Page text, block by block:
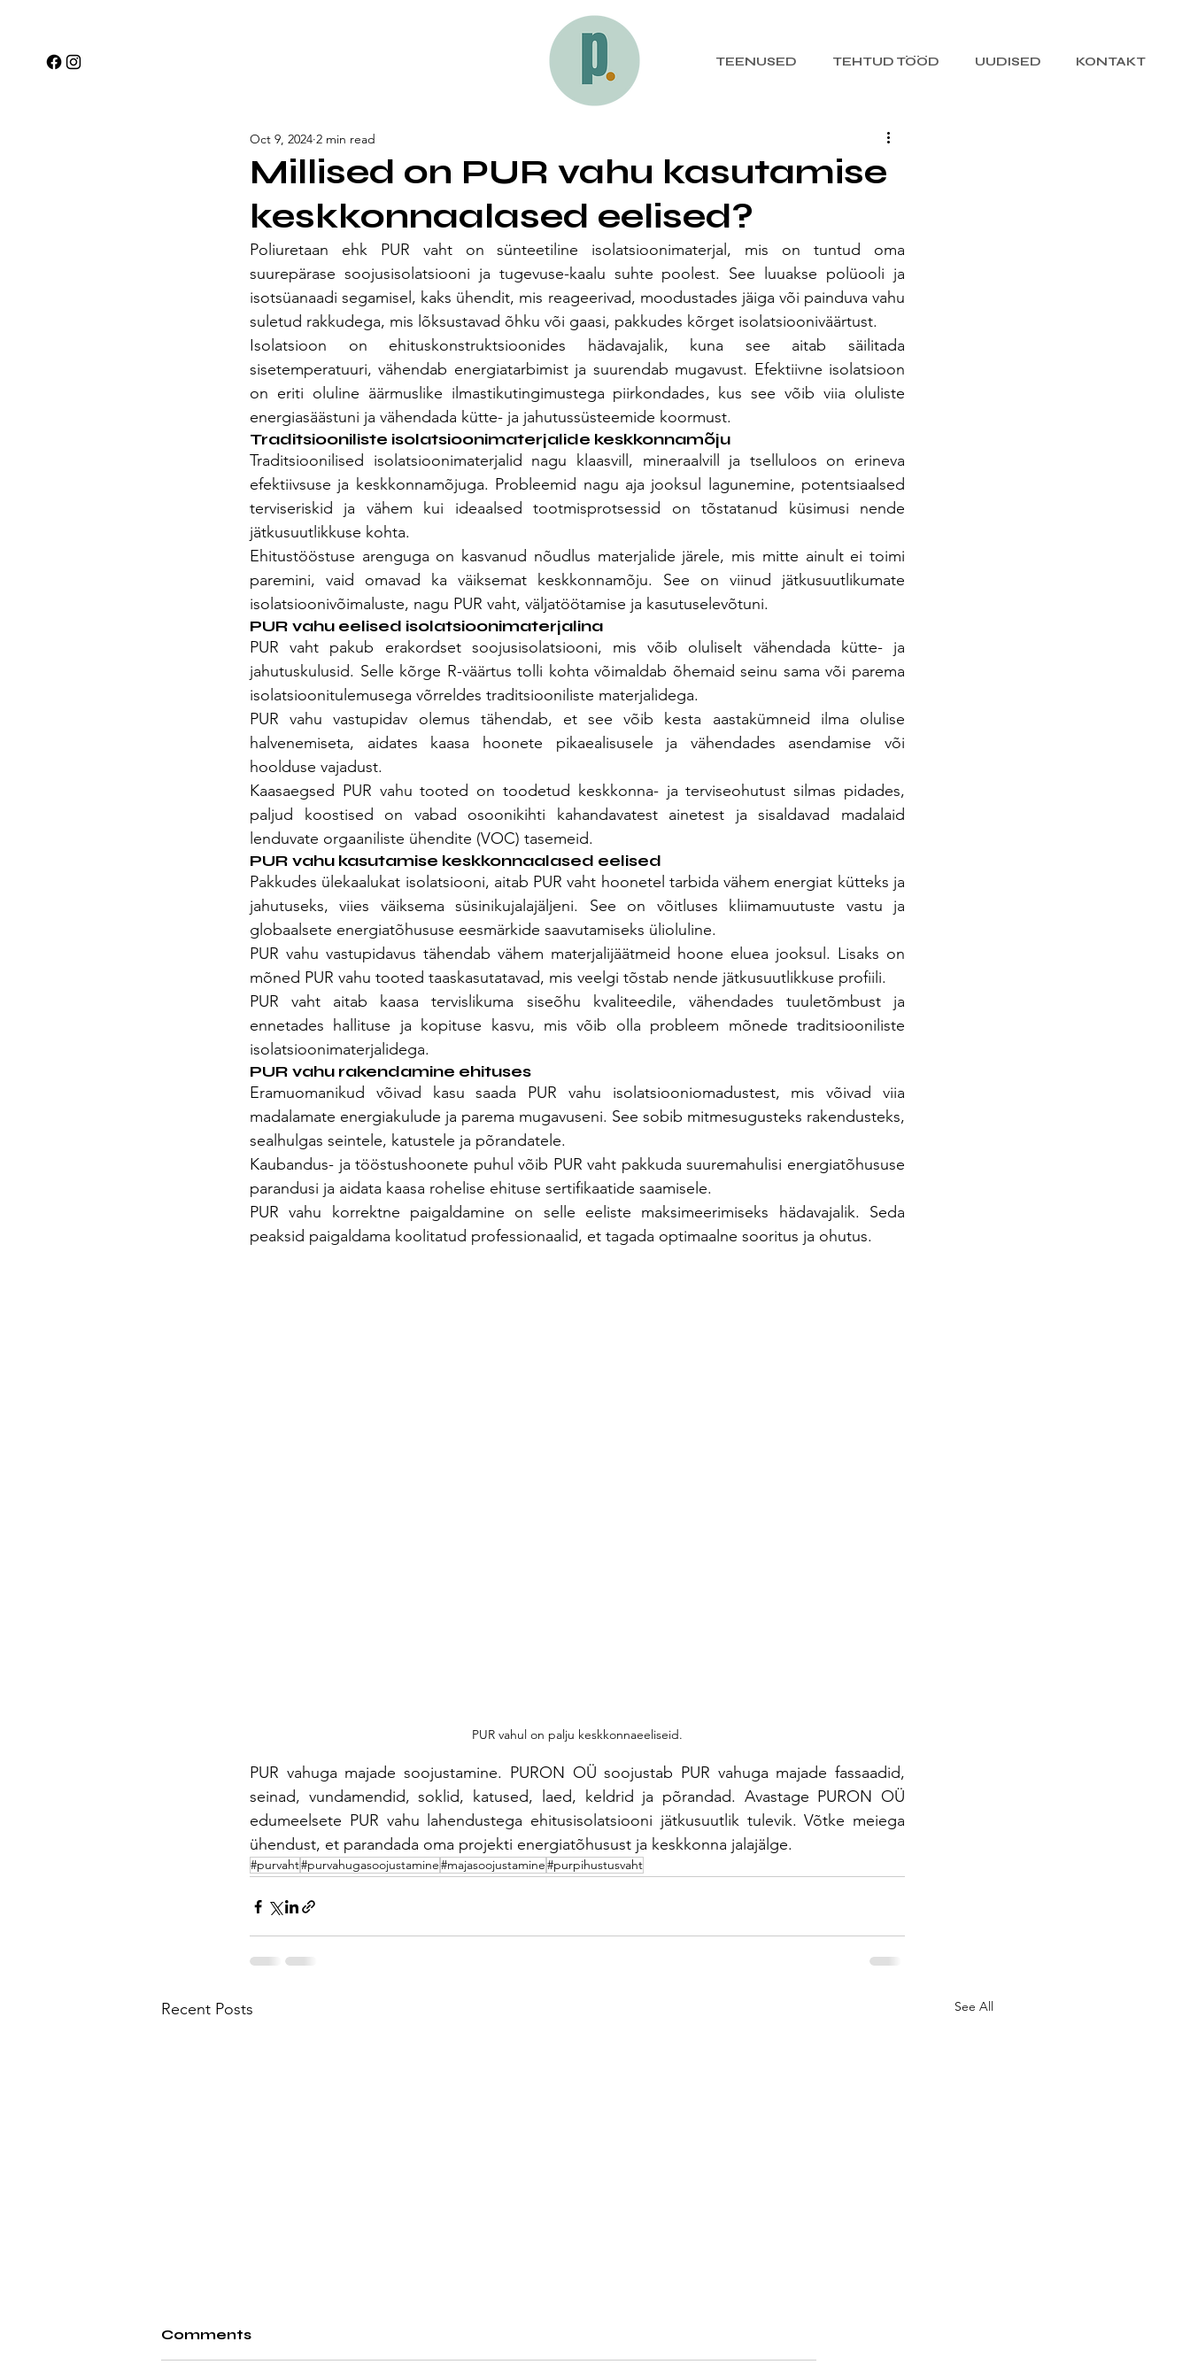
TEENUSED TEHTUD TÖÖD UUDISED KONTAKT
Millised on PUR vahu kasutamise
keskkonnaalased eelised?
Oct 9, 2024 2 min read
Poliuretaan ehk PUR vaht on sünteetiline isolatsioonimaterjal, mis on tuntud oma
suurepärase soojusisolatsiooni ja tugevuse-kaalu suhte poolest. See luuakse polüooli ja
isotsüanaadi segamisel, kaks ühendit, mis reageerivad, moodustades jäiga või painduva vahu
suletud rakkudega, mis lõksustavad õhku või gaasi, pakkudes kõrget isolatsiooniväärtust.
Isolatsioon on ehituskonstruktsioonides hädavajalik, kuna see aitab säilitada
sisetemperatuuri, vähendab energiatarbimist ja suurendab mugavust. Efektiivne isolatsioon
on eriti oluline äärmuslike ilmastikutingimustega piirkondades, kus see võib viia oluliste
energiasäästuni ja vähendada kütte- ja jahutussüsteemide koormust.
Traditsiooniliste isolatsioonimaterjalide keskkonnamõju
Traditsioonilised isolatsioonimaterjalid nagu klaasvill, mineraalvill ja tselluloos on erineva
efektiivsuse ja keskkonnamõjuga. Probleemid nagu aja jooksul lagunemine, potentsiaalsed
terviseriskid ja vähem kui ideaalsed tootmisprotsessid on tõstatanud küsimusi nende
jätkusuutlikkuse kohta.
Ehitustööstuse arenguga on kasvanud nõudlus materjalide järele, mis mitte ainult ei toimi
paremini, vaid omavad ka väiksemat keskkonnamõju. See on viinud jätkusuutlikumate
isolatsioonivõimaluste, nagu PUR vaht, väljatöötamise ja kasutuselevõtuni.
PUR vahu eelised isolatsioonimaterjalina
PUR vaht pakub erakordset soojusisolatsiooni, mis võib oluliselt vähendada kütte- ja
jahutuskulusid. Selle kõrge R-väärtus tolli kohta võimaldab õhemaid seinu sama või parema
isolatsioonitulemusega võrreldes traditsiooniliste materjalidega.
PUR vahu vastupidav olemus tähendab, et see võib kesta aastakümneid ilma olulise
halvenemiseta, aidates kaasa hoonete pikaealisusele ja vähendades asendamise või
hoolduse vajadust.
Kaasaegsed PUR vahu tooted on toodetud keskkonna- ja terviseohutust silmas pidades,
paljud koostised on vabad osoonikihti kahandavatest ainetest ja sisaldavad madalaid
lenduvate orgaaniliste ühendite (VOC) tasemeid.
PUR vahu kasutamise keskkonnaalased eelised
Pakkudes ülekaalukat isolatsiooni, aitab PUR vaht hoonetel tarbida vähem energiat kütteks ja
jahutuseks, viies väiksema süsinikujalajäljeni. See on võitluses kliimamuutuste vastu ja
globaalsete energiatõhususe eesmärkide saavutamiseks ülioluline.
PUR vahu vastupidavus tähendab vähem materjalijäätmeid hoone eluea jooksul. Lisaks on
mõned PUR vahu tooted taaskasutatavad, mis veelgi tõstab nende jätkusuutlikkuse profiili.
PUR vaht aitab kaasa tervislikuma siseõhu kvaliteedile, vähendades tuuletõmbust ja
ennetades hallituse ja kopituse kasvu, mis võib olla probleem mõnede traditsiooniliste
isolatsioonimaterjalidega.
PUR vahu rakendamine ehituses
Eramuomanikud võivad kasu saada PUR vahu isolatsiooniomadustest, mis võivad viia
madalamate energiakulude ja parema mugavuseni. See sobib mitmesugusteks rakendusteks,
sealhulgas seintele, katustele ja põrandatele.
Kaubandus- ja tööstushoonete puhul võib PUR vaht pakkuda suuremahulisi energiatõhususe
parandusi ja aidata kaasa rohelise ehituse sertifikaatide saamisele.
PUR vahu korrektne paigaldamine on selle eeliste maksimeerimiseks hädavajalik. Seda
peaksid paigaldama koolitatud professionaalid, et tagada optimaalne sooritus ja ohutus.
PUR vahul on palju keskkonnaeeliseid.
PUR vahuga majade soojustamine. PURON OÜ soojustab PUR vahuga majade fassaadid,
seinad, vundamendid, soklid, katused, laed, keldrid ja põrandad. Avastage PURON OÜ
edumeelsete PUR vahu lahendustega ehitusisolatsiooni jätkusuutlik tulevik. Võtke meiega
ühendust, et parandada oma projekti energiatõhusust ja keskkonna jalajälge.
#purvaht#purvahugasoojustamine#majasoojustamine#purpihustusvaht
Recent Posts See All
Comments